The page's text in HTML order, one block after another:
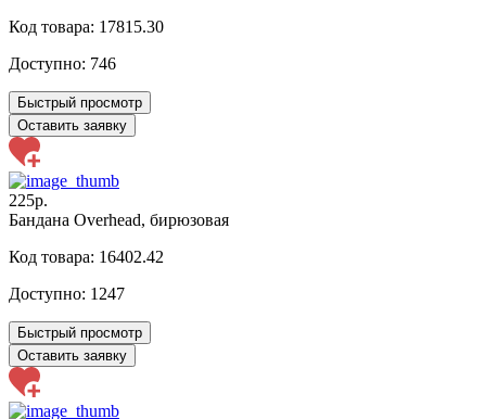
Код товара: 17815.30
Доступно: 746
Быстрый просмотр
Оставить заявку
225р.
Бандана Overhead, бирюзовая
Код товара: 16402.42
Доступно: 1247
Быстрый просмотр
Оставить заявку